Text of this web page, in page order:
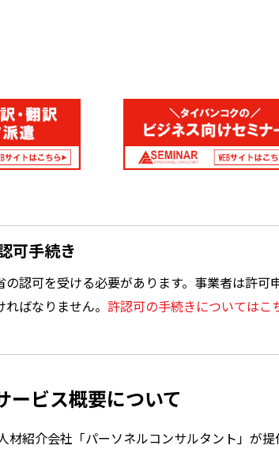
可手続き
認可を受ける必要があります。事業者は許
ばなりません。 許認可の手続きについてはこ
ービス概要について
材紹介会社「パーソネルコンサルタント」が